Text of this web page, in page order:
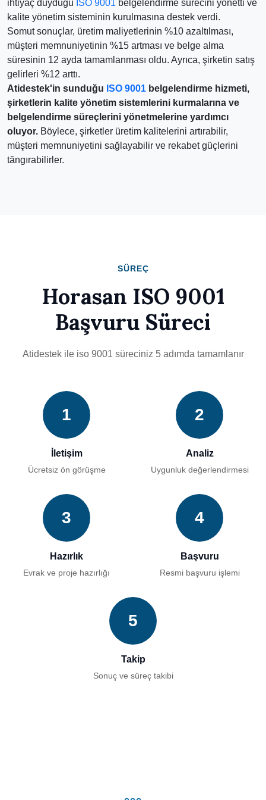
ihtiyaç duyduğu ISO 9001 belgelendirme sürecini yönetti ve
kalite yönetim sisteminin kurulmasına destek verdi.
Somut sonuçlar, üretim maliyetlerinin %10 azaltılması,
müşteri memnuniyetinin %15 artması ve belge alma
süresinin 12 ayda tamamlanması oldu. Ayrıca, şirketin satış
gelirleri %12 arttı.
Atidestek'in sunduğu ISO 9001 belgelendirme hizmeti,
şirketlerin kalite yönetim sistemlerini kurmalarına ve
belgelendirme süreçlerini yönetmelerine yardımcı
oluyor. Böylece, şirketler üretim kalitelerini artırabilir,
müşteri memnuniyetini sağlayabilir ve rekabet güçlerini
tăngırabilirler.
SÜREÇ
Horasan ISO 9001
Başvuru Süreci
Atidestek ile iso 9001 süreciniz 5 adımda tamamlanır
1
İletişim
Ücretsiz ön görüşme
2
Analiz
Uygunluk değerlendirmesi
3
Hazırlık
Evrak ve proje hazırlığı
4
Başvuru
Resmi başvuru işlemi
5
Takip
Sonuç ve süreç takibi